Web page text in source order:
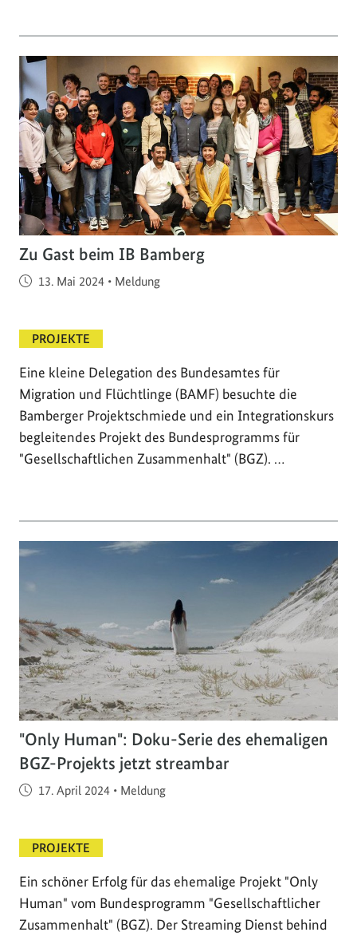
Zu Gast beim IB Bamberg
Veröffentlicht am
13. Mai 2024 • Meldung
PROJEKTE
Eine kleine Delegation des Bundesamtes für
Migration und Flüchtlinge (BAMF) besuchte die
Bamberger Projektschmiede und ein Integrationskurs
begleitendes Projekt des Bundesprogramms für
"Gesellschaftlichen Zusammenhalt" (BGZ). …
"Only Human": Doku-Serie des ehemaligen
BGZ-Projekts jetzt streambar
Veröffentlicht am
17. April 2024 • Meldung
PROJEKTE
Ein schöner Erfolg für das ehemalige Projekt "Only
Human" vom Bundesprogramm "Gesellschaftlicher
Zusammenhalt" (BGZ). Der Streaming Dienst behind